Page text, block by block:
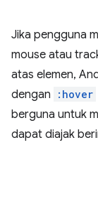
Jika pengguna
mouse atau
atas elemen,
dengan
:hover
berguna untuk
dapat diajak